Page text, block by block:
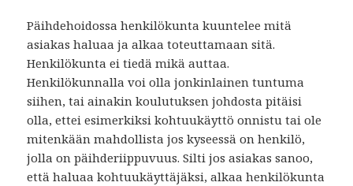
Päihdehoidossa henkilökunta kuuntelee mitä
asiakas haluaa ja alkaa toteuttamaan sitä.
Henkilökunta ei tiedä mikä auttaa.
Henkilökunnalla voi olla jonkinlainen tuntuma
siihen, tai ainakin koulutuksen johdosta pitäisi
olla, ettei esimerkiksi kohtuukäyttö onnistu tai ole
mitenkään mahdollista jos kyseessä on henkilö,
jolla on päihderiippuvuus. Silti jos asiakas sanoo,
että haluaa kohtuukäyttäjäksi, alkaa henkilökunta